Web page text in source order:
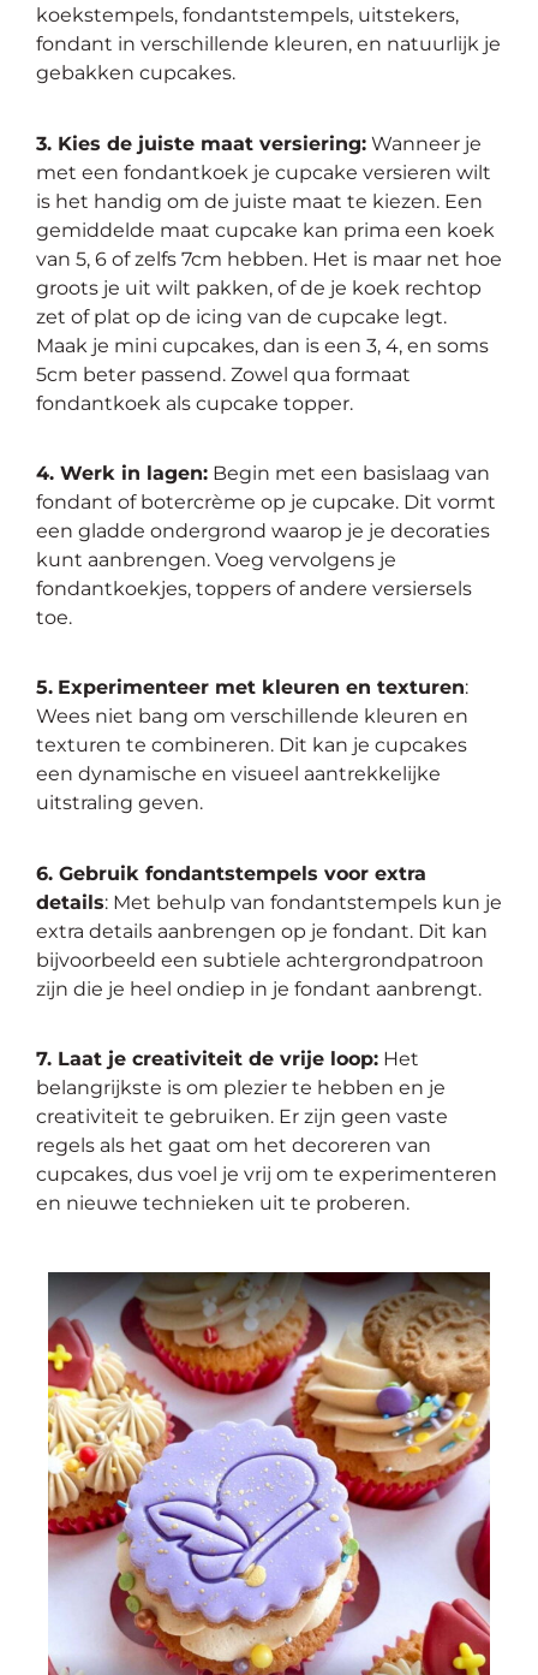
koekstempels, fondantstempels, uitstekers,
fondant in verschillende kleuren, en natuurlijk je
gebakken cupcakes.
3. Kies de juiste maat versiering: Wanneer je
met een fondantkoek je cupcake versieren wilt
is het handig om de juiste maat te kiezen. Een
gemiddelde maat cupcake kan prima een koek
van 5, 6 of zelfs 7cm hebben. Het is maar net hoe
groots je uit wilt pakken, of de je koek rechtop
zet of plat op de icing van de cupcake legt.
Maak je mini cupcakes, dan is een 3, 4, en soms
5cm beter passend. Zowel qua formaat
fondantkoek als cupcake topper.
4. Werk in lagen: Begin met een basislaag van
fondant of botercrème op je cupcake. Dit vormt
een gladde ondergrond waarop je je decoraties
kunt aanbrengen. Voeg vervolgens je
fondantkoekjes, toppers of andere versiersels
toe.
5. Experimenteer met kleuren en texturen:
Wees niet bang om verschillende kleuren en
texturen te combineren. Dit kan je cupcakes
een dynamische en visueel aantrekkelijke
uitstraling geven.
6. Gebruik fondantstempels voor extra
details: Met behulp van fondantstempels kun je
extra details aanbrengen op je fondant. Dit kan
bijvoorbeeld een subtiele achtergrondpatroon
zijn die je heel ondiep in je fondant aanbrengt.
7. Laat je creativiteit de vrije loop: Het
belangrijkste is om plezier te hebben en je
creativiteit te gebruiken. Er zijn geen vaste
regels als het gaat om het decoreren van
cupcakes, dus voel je vrij om te experimenteren
en nieuwe technieken uit te proberen.